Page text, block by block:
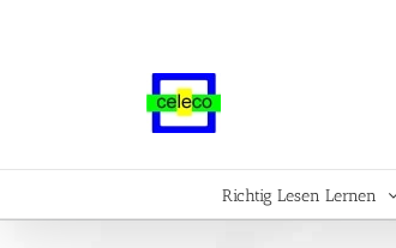
Richtig Lesen Lernen